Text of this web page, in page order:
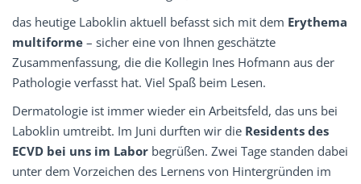
das heutige Laboklin aktuell befasst sich mit dem Erythema
multiforme – sicher eine von Ihnen geschätzte
Zusammenfassung, die die Kollegin Ines Hofmann aus der
Pathologie verfasst hat. Viel Spaß beim Lesen.
Dermatologie ist immer wieder ein Arbeitsfeld, das uns bei
Laboklin umtreibt. Im Juni durften wir die Residents des
ECVD bei uns im Labor begrüßen. Zwei Tage standen dabei
unter dem Vorzeichen des Lernens von Hintergründen im